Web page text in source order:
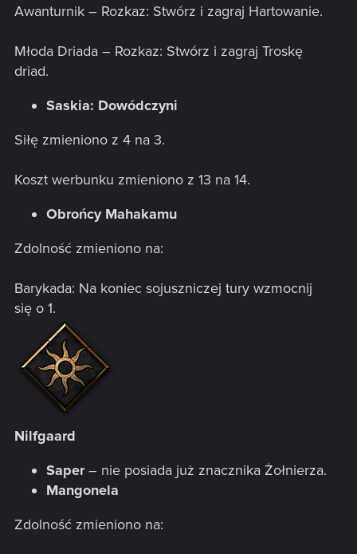
Awanturnik – Rozkaz: Stwórz i zagraj Hartowanie.
Młoda Driada – Rozkaz: Stwórz i zagraj Troskę
driad.
Saskia: Dowódczyni
Siłę zmieniono z 4 na 3.
Koszt werbunku zmieniono z 13 na 14.
Obrońcy Mahakamu
Zdolność zmieniono na:
Barykada: Na koniec sojuszniczej tury wzmocnij
się o 1.
Nilfgaard
Saper– nie posiada już znacznika Żołnierza.
Mangonela
Zdolność zmieniono na: